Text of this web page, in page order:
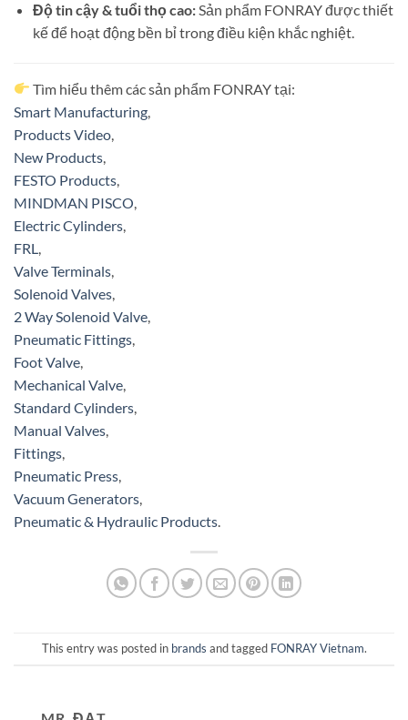
Độ tin cậy & tuổi thọ cao:Sản phẩm FONRAY được thiết
kế để hoạt động bền bỉ trong điều kiện khắc nghiệt.
Tìm hiểu thêm các sản phẩm FONRAY tại:
Smart Manufacturing
Products Video
New Products
FESTO Products
MINDMAN PISCO
Electric Cylinders
FRL
Valve Terminals
Solenoid Valves
2 Way Solenoid Valve
Pneumatic Fittings
Foot Valve
Mechanical Valve
Standard Cylinders
Manual Valves
Fittings
Pneumatic Press
Vacuum Generators
Pneumatic & Hydraulic Products
This entry was posted in brands and tagged FONRAY Vietnam.